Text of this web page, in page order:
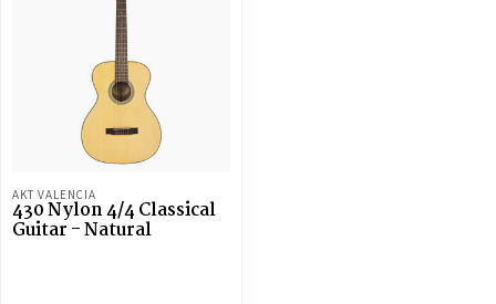
AKT VALENCIA
430 Nylon 4/4 Classical
Guitar - Natural